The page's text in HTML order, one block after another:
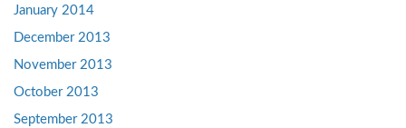
January 2014
December 2013
November 2013
October 2013
September 2013